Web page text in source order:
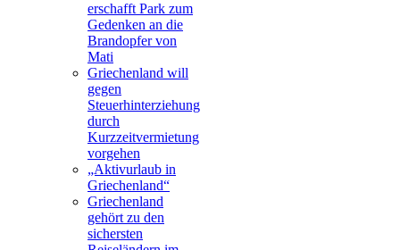
erschafft Park zum
Gedenken an die
Brandopfer von
Mati
Griechenland will
gegen
Steuerhinterziehung
durch
Kurzzeitvermietung
vorgehen
„Aktivurlaub in
Griechenland“
Griechenland
gehört zu den
sichersten